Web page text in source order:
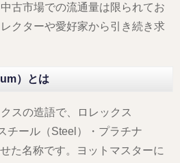
古市場での流通量は限られてお
クターや愛好家から引き続き求
）とは
スの造語で、ロレックス
チール（Steel）・プラチナ
た名称です。ヨットマスターに